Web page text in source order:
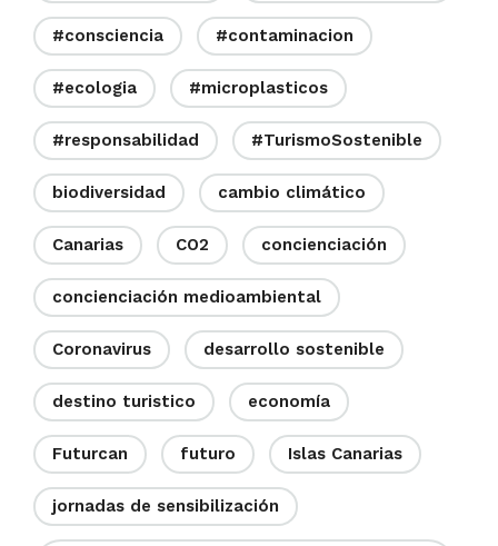
#consciencia #contaminacion
#ecologia #microplasticos
#responsabilidad #TurismoSostenible
biodiversidad cambio climático
Canarias CO2 concienciación
concienciación medioambiental
Coronavirus desarrollo sostenible
destino turistico economía
Futurcan futuro Islas Canarias
jornadas de sensibilización